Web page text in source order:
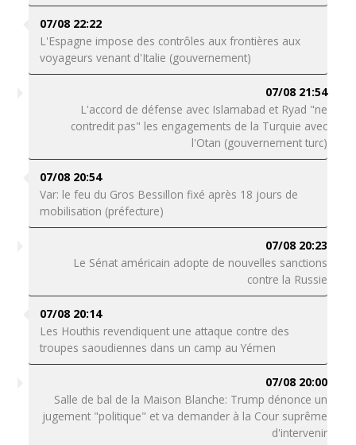
07/08 22:22
L'Espagne impose des contrôles aux frontières aux
voyageurs venant d'Italie (gouvernement)
07/08 21:54
L'accord de défense avec Islamabad et Ryad "ne
contredit pas" les engagements de la Turquie avec
l'Otan (gouvernement turc)
07/08 20:54
Var: le feu du Gros Bessillon fixé après 18 jours de
mobilisation (préfecture)
07/08 20:23
Le Sénat américain adopte de nouvelles sanctions
contre la Russie
07/08 20:14
Les Houthis revendiquent une attaque contre des
troupes saoudiennes dans un camp au Yémen
07/08 20:00
Salle de bal de la Maison Blanche: Trump dénonce un
jugement "politique" et va demander à la Cour suprême
d'intervenir